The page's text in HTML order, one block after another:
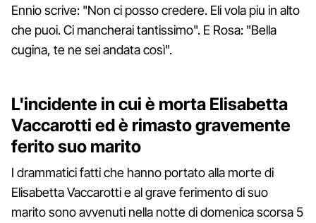
Ennio scrive: "Non ci posso credere. Eli vola piu in alto
che puoi. Ci mancherai tantissimo". E Rosa: "Bella
cugina, te ne sei andata così".
L'incidente in cui è morta Elisabetta
Vaccarotti ed è rimasto gravemente
ferito suo marito
I drammatici fatti che hanno portato alla morte di
Elisabetta Vaccarotti e al grave ferimento di suo
marito sono avvenuti nella notte di domenica scorsa 5